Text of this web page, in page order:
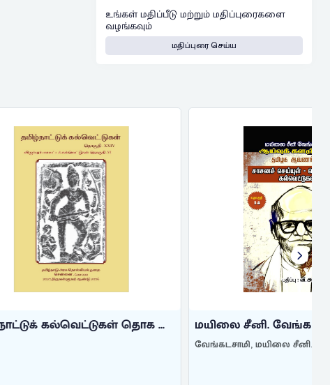
உங்கள் மதிப்பீடு மற்றும் மதிப்புரைகளை
வழங்கவும்
மதிப்புரை செய்ய
தொக ... மயிலை சீனி. வேங்கடசாமி ஆய்வுக் ...
வேங்கடசாமி, மயிலை சீனி.